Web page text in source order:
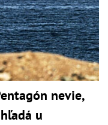
nevie,
u